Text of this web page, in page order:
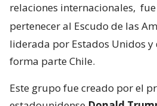
relaciones internacionales,
pertenecer al Escudo de las
liderada por Estados Unidos
forma parte Chile.
Este grupo fue creado por el